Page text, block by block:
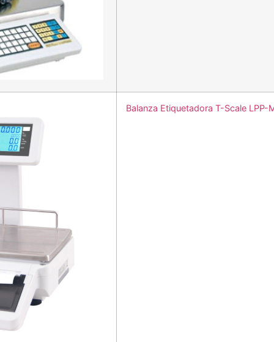
Balanza Etiquetadora T-Scale LPP-